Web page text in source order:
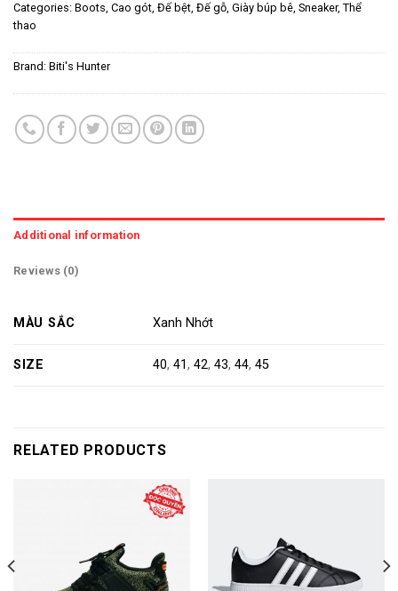
Categories: Boots, Cao gót, Đế bệt, Đế gỗ, Giày búp bê, Sneaker, Thể
thao
Brand: Biti's Hunter
Additional information
Reviews (0)
MÀU SẮC Xanh Nhớt
SIZE 40,41,42,43,44,45
RELATED PRODUCTS